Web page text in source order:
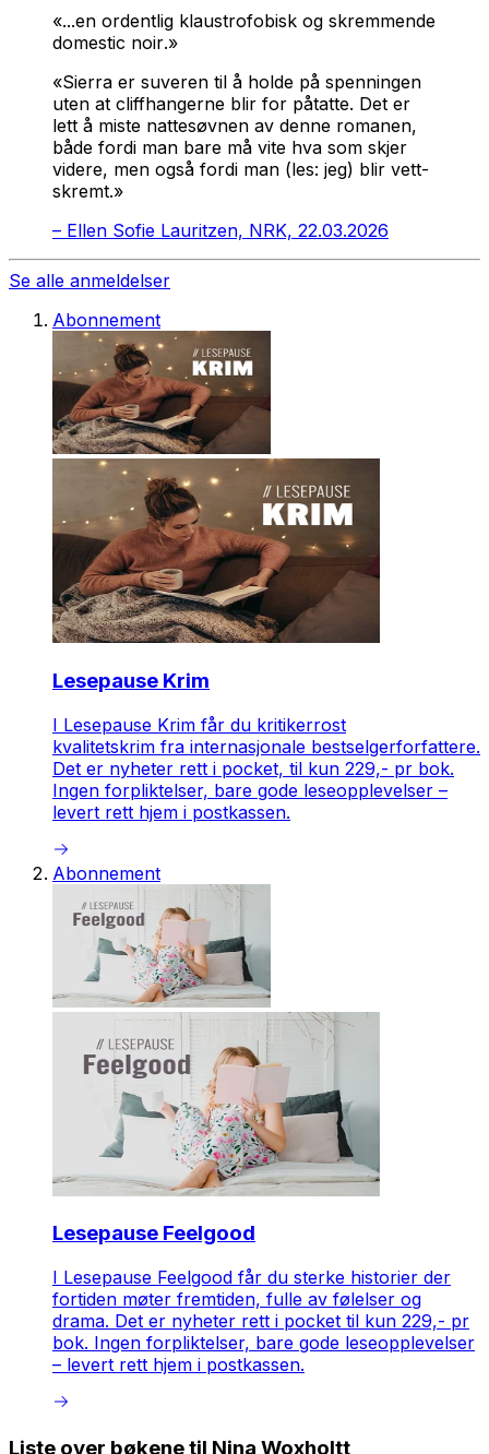
«...en ordentlig klaustro­fobisk og skremmende
domestic noir.»
«Sierra er suveren til å holde på spenning­en
uten at cliff­hangerne blir for på­tatte. Det er
lett å miste natte­søvnen av denne romanen,
både fordi man bare må vite hva som skjer
videre, men også fordi man (les: jeg) blir vett­
skremt.»
– Ellen Sofie Lauritzen, NRK, 22.03.2026
Se alle anmeldelser
Abonnement
Lesepause Krim
I Lesepause Krim får du kritikerrost
kvalitetskrim fra internasjonale bestselgerforfattere.
Det er nyheter rett i pocket, til kun 229,- pr bok.
Ingen forpliktelser, bare gode leseopplevelser –
levert rett hjem i postkassen.
Abonnement
Lesepause Feelgood
I Lesepause Feelgood får du sterke historier der
fortiden møter fremtiden, fulle av følelser og
drama. Det er nyheter rett i pocket til kun 229,- pr
bok. Ingen forpliktelser, bare gode leseopplevelser
– levert rett hjem i postkassen.
Liste over bøkene til Nina Woxholtt